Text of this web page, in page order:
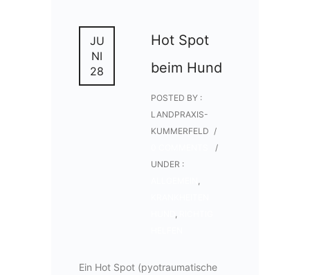
JU
NI
28
Hot Spot
beim Hund
POSTED BY :
LANDPRAXIS-
KUMMERFELD /
/
UNDER :
Ein Hot Spot (pyotraumatische